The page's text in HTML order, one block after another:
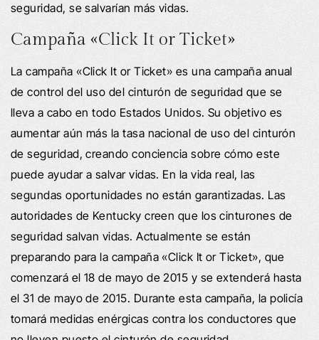
seguridad, se salvarían más vidas.
Campaña «Click It or Ticket»
La campaña «Click It or Ticket» es una campaña anual
de control del uso del cinturón de seguridad que se
lleva a cabo en todo Estados Unidos. Su objetivo es
aumentar aún más la tasa nacional de uso del cinturón
de seguridad, creando conciencia sobre cómo este
puede ayudar a salvar vidas. En la vida real, las
segundas oportunidades no están garantizadas. Las
autoridades de Kentucky creen que los cinturones de
seguridad salvan vidas. Actualmente se están
preparando para la campaña «Click It or Ticket», que
comenzará el 18 de mayo de 2015 y se extenderá hasta
el 31 de mayo de 2015. Durante esta campaña, la policía
tomará medidas enérgicas contra los conductores que